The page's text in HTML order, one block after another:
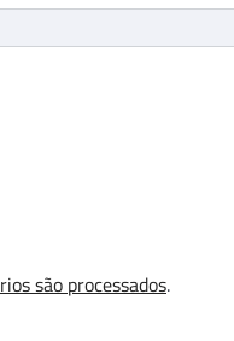
são processados.